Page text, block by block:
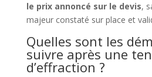
le prix annoncé sur le devis,
majeur constaté sur place et
Quelles sont les
suivre après une
d’effraction ?